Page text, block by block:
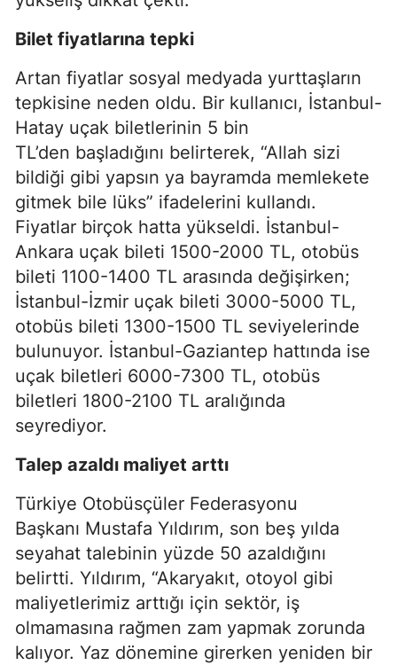
Bilet fiyatlarına tepki
Artan fiyatlar sosyal medyada yurttaşların
tepkisine neden oldu. Bir kullanıcı, İstanbul-
Hatay uçak biletlerinin 5 bin
TL’den başladığını belirterek, “Allah sizi
bildiği gibi yapsın ya bayramda memlekete
gitmek bile lüks” ifadelerini kullandı.
Fiyatlar birçok hatta yükseldi. İstanbul-
Ankara uçak bileti 1500-2000 TL, otobüs
bileti 1100-1400 TL arasında değişirken;
İstanbul-İzmir uçak bileti 3000-5000 TL,
otobüs bileti 1300-1500 TL seviyelerinde
bulunuyor. İstanbul-Gaziantep hattında ise
uçak biletleri 6000-7300 TL, otobüs
biletleri 1800-2100 TL aralığında
seyrediyor.
Talep azaldı maliyet arttı
Türkiye Otobüsçüler Federasyonu
Başkanı Mustafa Yıldırım, son beş yılda
seyahat talebinin yüzde 50 azaldığını
belirtti. Yıldırım, “Akaryakıt, otoyol gibi
maliyetlerimiz arttığı için sektör, iş
olmamasına rağmen zam yapmak zorunda
kalıyor. Yaz dönemine girerken yeniden bir